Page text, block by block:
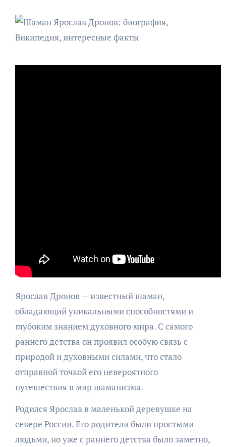
Ярослав Дронов — известный шаман,
обладающий уникальными способностями и
глубоким знанием духовного мира. С самого
раннего детства он проявил особую связь с
природой и духовными силами, что стало
отправной точкой его невероятного
путешествия в мир шаманизма.
Родился Ярослав в маленькой деревушке на
севере России. Его родители были простыми
людьми, но уже с раннего детства было заметно,